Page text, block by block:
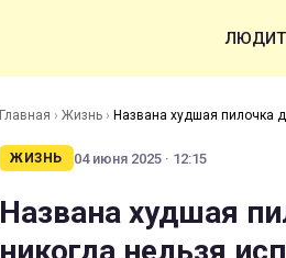
ЛЮДИ
Главная › Жизнь › Названа худшая пилочка
ЖИЗНЬ 04 июня 2025 · 12:15
Названа худшая